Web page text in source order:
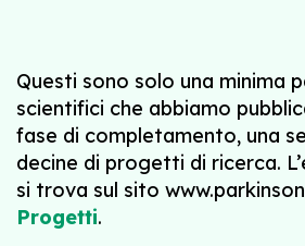
Questi sono solo una minima
scientifici che abbiamo
fase di completamento, una
decine di progetti di ricerca.
si trova sul sito
Progetti.